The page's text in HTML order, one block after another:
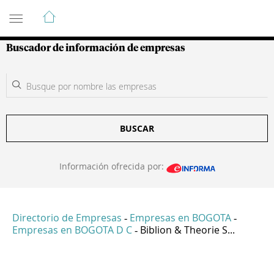
Guía de Empresas Colombianas
Buscador de información de empresas
BUSCAR
Información ofrecida por:
Directorio de Empresas - Empresas en BOGOTA -
Empresas en BOGOTA D C - Biblion & Theorie S...